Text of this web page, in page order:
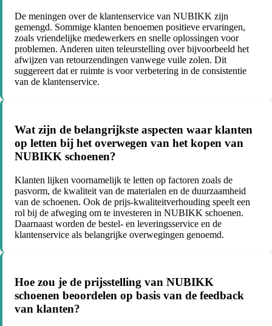
De meningen over de klantenservice van NUBIKK zijn
gemengd. Sommige klanten benoemen positieve ervaringen,
zoals vriendelijke medewerkers en snelle oplossingen voor
problemen. Anderen uiten teleurstelling over bijvoorbeeld het
afwijzen van retourzendingen vanwege vuile zolen. Dit
suggereert dat er ruimte is voor verbetering in de consistentie
van de klantenservice.
Wat zijn de belangrijkste aspecten waar klanten
op letten bij het overwegen van het kopen van
NUBIKK schoenen?
Klanten lijken voornamelijk te letten op factoren zoals de
pasvorm, de kwaliteit van de materialen en de duurzaamheid
van de schoenen. Ook de prijs-kwaliteitverhouding speelt een
rol bij de afweging om te investeren in NUBIKK schoenen.
Daarnaast worden de bestel- en leveringsservice en de
klantenservice als belangrijke overwegingen genoemd.
Hoe zou je de prijsstelling van NUBIKK
schoenen beoordelen op basis van de feedback
van klanten?